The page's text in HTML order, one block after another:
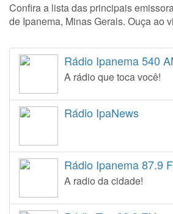
Confira a lista das principais
de Ipanema, Minas Gerais. Ouça ao
Rádio Ipanema 540
A rádio que toca você!
Rádio IpaNews
Rádio Ipanema 87.9
A radio da cidade!